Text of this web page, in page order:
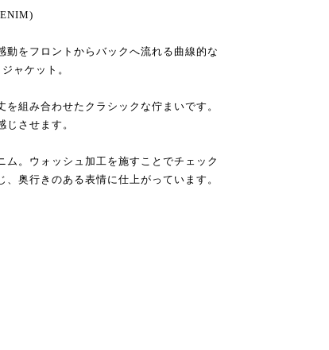
動をフロントからバックへ流れる曲線的な
ャケット。
組み合わせたクラシックな佇まいです。
させます。
。ウォッシュ加工を施すことでチェック
奥行きのある表情に仕上がっています。